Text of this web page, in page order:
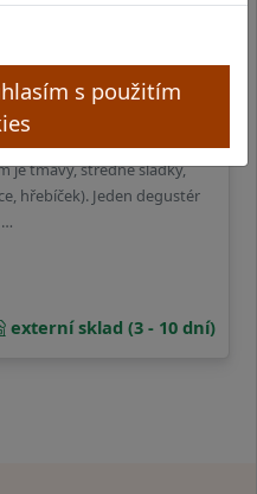
s použitím
je tmavý, středně sladký,
hřebíček). Jeden degustér
externí sklad (3 - 10 dní)